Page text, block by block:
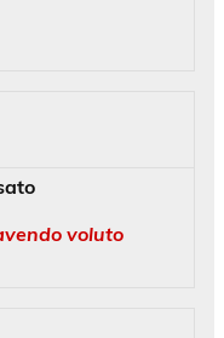
voluto